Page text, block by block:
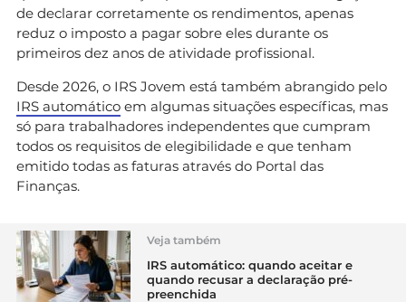
de declarar corretamente os rendimentos, apenas
reduz o imposto a pagar sobre eles durante os
primeiros dez anos de atividade profissional.
Desde 2026, o IRS Jovem está também abrangido pelo
IRS automático em algumas situações específicas, mas
só para trabalhadores independentes que cumpram
todos os requisitos de elegibilidade e que tenham
emitido todas as faturas através do Portal das
Finanças.
Veja também
IRS automático: quando aceitar e
quando recusar a declaração pré-
preenchida